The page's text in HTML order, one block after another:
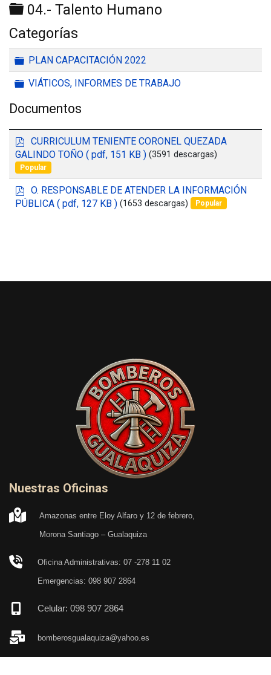
Carpeta
04.- Talento Humano
Categorías
Carpeta
PLAN CAPACITACIÓN 2022
Carpeta
VIÁTICOS, INFORMES DE TRABAJO
Documentos
p
d
f
CURRICULUM TENIENTE CORONEL QUEZADA
GALINDO TOÑO ( pdf, 151 KB ) (3591 descargas)
Popular
p
d
O. RESPONSABLE DE ATENDER LA INFORMACIÓN
PÚBLICA ( pdf, 127 KB ) (1653 descargas) Popular
Nuestras Oficinas
Amazonas entre Eloy Alfaro y 12 de febrero,
Morona Santiago – Gualaquiza
Oficina Administrativas: 07 -278 11 02
Emergencias: 098 907 2864
Celular: 098 907 2864
bomberosgualaquiza@yahoo.es